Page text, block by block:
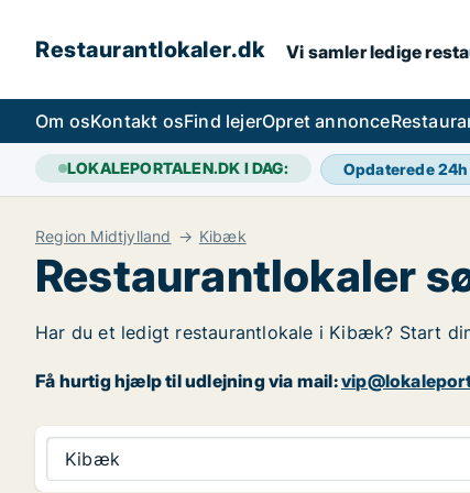
Restaurantlokaler.dk Vi samler ledige
Om osKontakt osFind lejerOpret annonce
LOKALEPORTALEN.DK I DAG: Opdaterede 24h
Region Midtjylland Kibæk
Restaurantlokaler
Har du et ledigt restaurantlokale i Kibæk? Start
Få hurtig hjælp til udlejning via mail:
Kibæk